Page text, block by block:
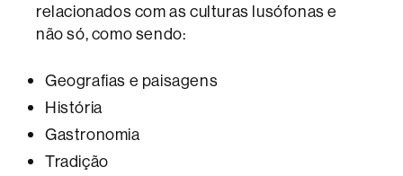
relacionados com as culturas lusófonas e
não só, como sendo:
Geografias e paisagens
História
Gastronomia
Tradição